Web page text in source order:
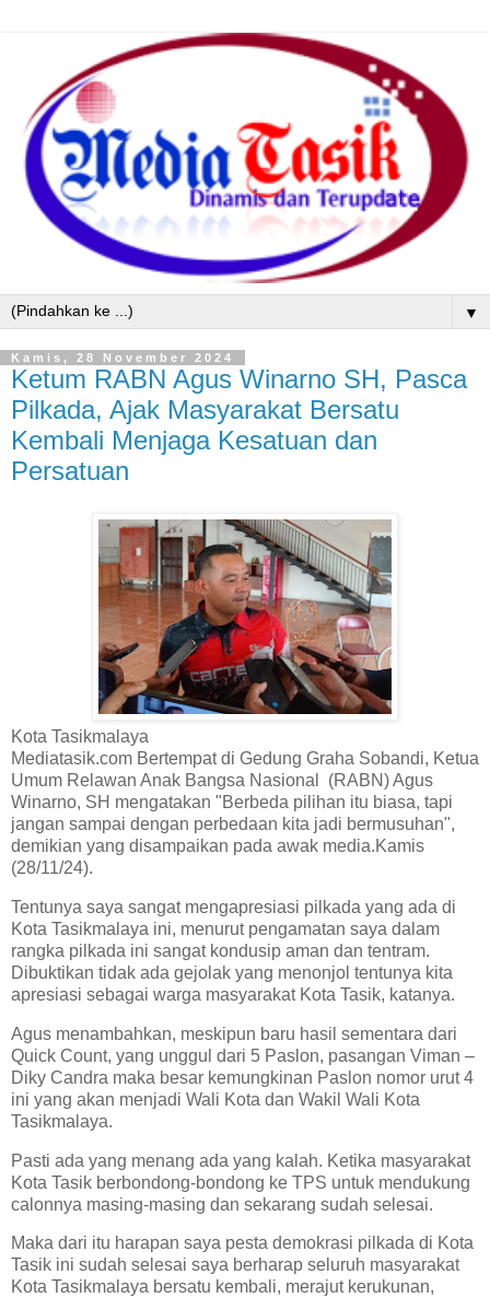
▼
Kamis, 28 November 2024
Ketum RABN Agus Winarno SH, Pasca
Pilkada, Ajak Masyarakat Bersatu
Kembali Menjaga Kesatuan dan
Persatuan
Kota Tasikmalaya
Mediatasik.com Bertempat di Gedung Graha Sobandi, Ketua
Umum Relawan Anak Bangsa Nasional (RABN) Agus
Winarno, SH mengatakan "Berbeda pilihan itu biasa, tapi
jangan sampai dengan perbedaan kita jadi bermusuhan",
demikian yang disampaikan pada awak media.Kamis
(28/11/24).
Tentunya saya sangat mengapresiasi pilkada yang ada di
Kota Tasikmalaya ini, menurut pengamatan saya dalam
rangka pilkada ini sangat kondusip aman dan tentram.
Dibuktikan tidak ada gejolak yang menonjol tentunya kita
apresiasi sebagai warga masyarakat Kota Tasik, katanya.
Agus menambahkan, meskipun baru hasil sementara dari
Quick Count, yang unggul dari 5 Paslon, pasangan Viman –
Diky Candra maka besar kemungkinan Paslon nomor urut 4
ini yang akan menjadi Wali Kota dan Wakil Wali Kota
Tasikmalaya.
Pasti ada yang menang ada yang kalah. Ketika masyarakat
Kota Tasik berbondong-bondong ke TPS untuk mendukung
calonnya masing-masing dan sekarang sudah selesai.
Maka dari itu harapan saya pesta demokrasi pilkada di Kota
Tasik ini sudah selesai saya berharap seluruh masyarakat
Kota Tasikmalaya bersatu kembali, merajut kerukunan,